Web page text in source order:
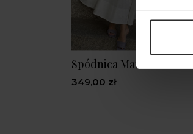
Spódnica Matilde White
349,00 zł